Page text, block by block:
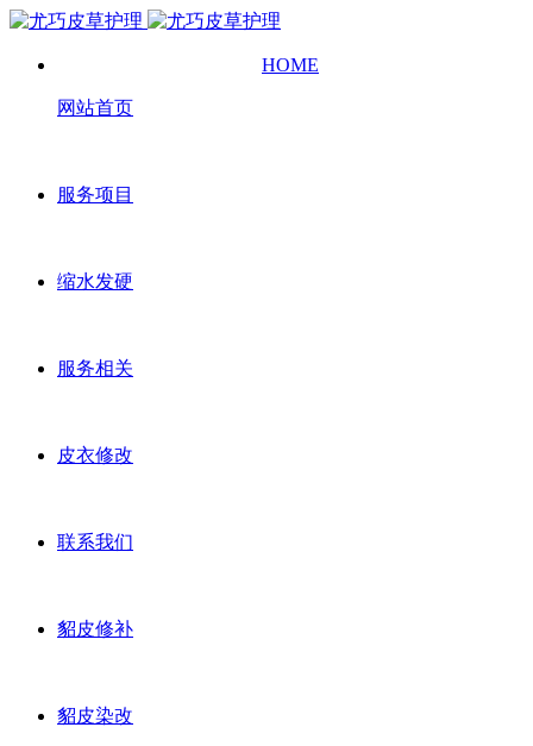
HOME
网站首页
服务项目
缩水发硬
服务相关
皮衣修改
联系我们
貂皮修补
貂皮染改